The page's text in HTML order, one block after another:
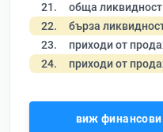
21. обща ликвидност
22. бърза
23. приходи от
24. приходи от
виж финансови